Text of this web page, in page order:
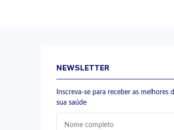
NEWSLETTER
Inscreva-se para receber as melhores
sua saúde